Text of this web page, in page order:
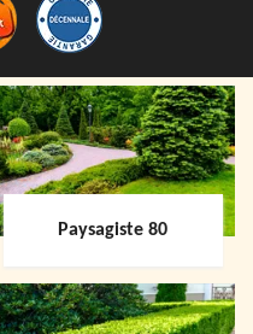
Paysagiste 80